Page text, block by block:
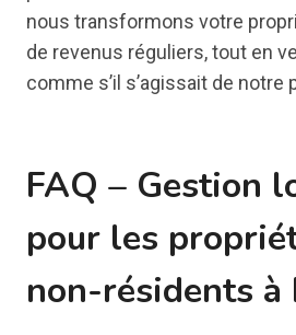
nous transformons votre
de revenus réguliers, tout en
comme s’il s’agissait de notre
FAQ – Gestion
pour les
non-résidents